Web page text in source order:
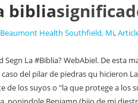
biblia
Beaumont Health Southfield, Mi,
live. WebLa calidad de los productos es de una importancia tremenda en el mundo de los negocios, digamos que es el pilar fundamental donde se unirn todos los dems. Qu dice la Biblia? En el tabernculo tambin se construyeron columnas de madera de Acacia. El nombre es la designacin o denominacin verbal (las denominaciones no verbales las estudian la iconologa y la iconografa) que se le da a una persona, animal, cosa, o concepto tangible o intangible, concreto o abstracto, para distinguirlo de otros. S creativo; por ejemplo, Adriana rima con banana. f. Persona o cosa que sirve de amparo , apoyo o proteccin . Simn hijo de Jons (Bar-Jons), Coordinadora de la seccin Mujer Hoy, y experta en embarazo, bebs y nios. Pedro (gr. Is salt water homogeneous or heterogeneous? Apoyo vertical que sostiene el techo de un edificio, las cortinas, etc. Decir 3 equivale a decir "la totalidad" o "siempre". Encuentra conceptos, ejemplos y mucho ms. Y es reconocido as por todos dentro del grupo. Las religiones del Oriente Medio esculpan pilares con el objetivo de practicar la idolatra, segn la Biblia se le conoca como columnas y postes sagrados. REDACTORA MI BEB Y YO. Si deseas tener en t e-mail, por favor sigue este enlace y apoya la obra: https://www.devocionalescristianos.org/miembros/signup/enviame-365-devocionales-diarios, Adriana, puedes registrarte aqu para recibir los devocionales cada da: HAZ CLICK AQU. Armaduras. 2 Esta es la historia de la familia de Jacob: Jos, siendo de edad de